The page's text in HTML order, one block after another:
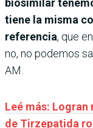
tiene la misma
referencia, que
no, no podemos
AM.
Leé más:
de Tirzepatida